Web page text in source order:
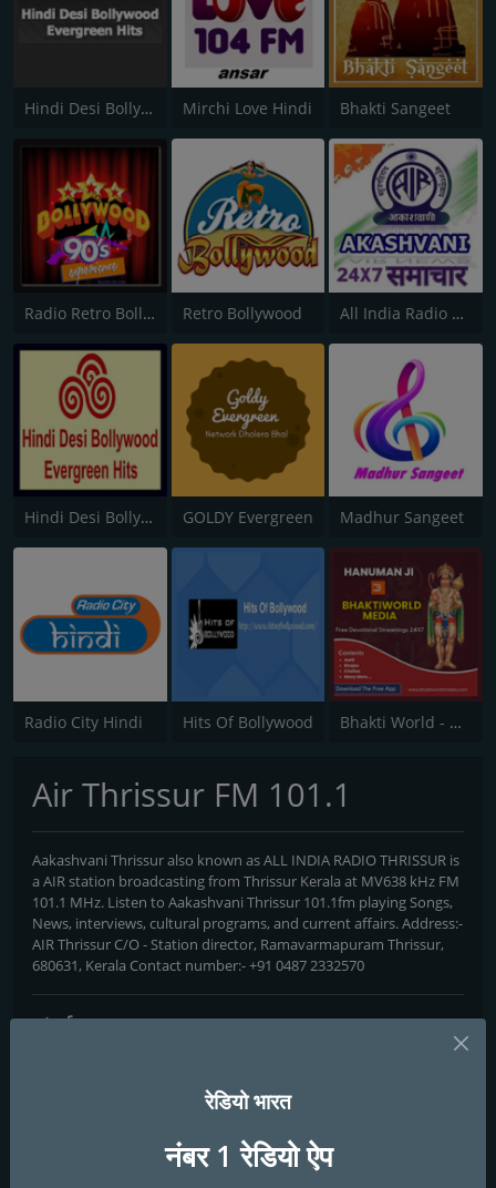
Hindi Desi Bollywood Evergreen Hits Mirchi Love Hindi Bhakti Sangeet
Radio Retro Bollywood 90s Retro Bollywood All India Radio News
Hindi Desi Bollywood Evergreen Hits - Channel 2 GOLDY Evergreen Madhur Sangeet
Radio City Hindi Hits Of Bollywood Bhakti World - Hanuman
Air Thrissur FM 101.1
Aakashvani Thrissur also known as ALL INDIA RADIO THRISSUR is
a AIR station broadcasting from Thrissur Kerala at MV638 kHz FM
101.1 MHz. Listen to Aakashvani Thrissur 101.1fm playing Songs,
News, interviews, cultural programs, and current affairs. Address:-
AIR Thrissur C/O - Station director, Ramavarmapuram Thrissur,
680631, Kerala Contact number:- +91 0487 2332570
संपर्क
AIR Thrissur C/O - Station director, Ramavarmapuram
+91 0487 2332570
रेडियो भारत
नंबर 1 रेडियो ऐप